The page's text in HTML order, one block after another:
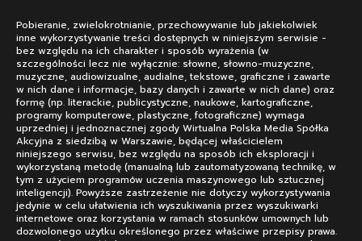
Pobieranie, zwielokrotnianie, przechowywanie lub jakiekolwiek
inne wykorzystywanie treści dostępnych w niniejszym serwisie -
bez względu na ich charakter i sposób wyrażenia (w
szczególności lecz nie wyłącznie: słowne, słowno-muzyczne,
muzyczne, audiowizualne, audialne, tekstowe, graficzne i zawarte
w nich dane i informacje, bazy danych i zawarte w nich dane) oraz
formę (np. literackie, publicystyczne, naukowe, kartograficzne,
programy komputerowe, plastyczne, fotograficzne) wymaga
uprzedniej i jednoznacznej zgody Wirtualna Polska Media Spółka
Akcyjna z siedzibą w Warszawie, będącej właścicielem
niniejszego serwisu, bez względu na sposób ich eksploracji i
wykorzystaną metodę (manualną lub zautomatyzowaną technikę, w
tym z użyciem programów uczenia maszynowego lub sztucznej
inteligencji). Powyższe zastrzeżenie nie dotyczy wykorzystywania
jedynie w celu ułatwienia ich wyszukiwania przez wyszukiwarki
internetowe oraz korzystania w ramach stosunków umownych lub
dozwolonego użytku określonego przez właściwe przepisy prawa.